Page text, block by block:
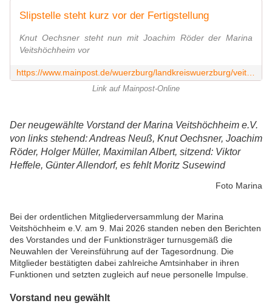
Slipstelle steht kurz vor der Fertigstellung
Knut Oechsner steht nun mit Joachim Röder der Marina
Veitshöchheim vor
Link auf Mainpost-Online
Der neugewählte Vorstand der Marina Veitshöchheim e.V.
von links stehend: Andreas Neuß, Knut Oechsner, Joachim
Röder, Holger Müller, Maximilan Albert, sitzend: Viktor
Heffele, Günter Allendorf, es fehlt Moritz Susewind
Foto Marina
Bei der ordentlichen Mitgliederversammlung der Marina
Veitshöchheim e.V. am 9. Mai 2026 standen neben den Berichten
des Vorstandes und der Funktionsträger turnusgemäß die
Neuwahlen der Vereinsführung auf der Tagesordnung. Die
Mitglieder bestätigten dabei zahlreiche Amtsinhaber in ihren
Funktionen und setzten zugleich auf neue personelle Impulse.
Vorstand neu gewählt